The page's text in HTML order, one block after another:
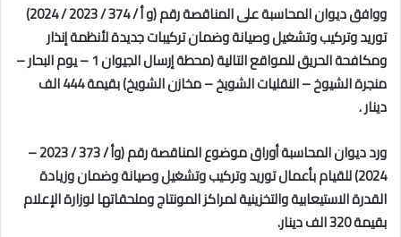
ووافق ديوان المحاسبة على المناقصة رقم (و أ / 374 / 2023 / 2024)
توريد وتركيب وتشغيل وصيانة وضمان تركيبات جديدة لأنظمة إنذار
ومكافحة الحريق للمواقع التالية (محطة إرسال الجيوان 1 – يوم البحار –
منجرة الشيوخ – النقليات الشويخ – مخازن الشويخ) بقيمة 444 الف
دينار .
ورد ديوان المحاسبة أوراق موضوع المناقصة رقم (وأ / 373 / 2023 –
2024) للقيام بأعمال توريد وتركيب وتشغيل وصيانة وضمان وزيادة
القدرة الاستيعابية والتخزينية لمراكز المونتاج وملحقاتها لوزارة الإعلام
بقيمة 320 الف دينار.